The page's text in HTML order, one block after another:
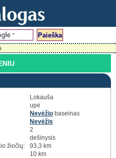
Lokauša
upė
Nevėžio baseinas
Nevėžis
2
dešinysis
žiočių:
93,3 km
10 km